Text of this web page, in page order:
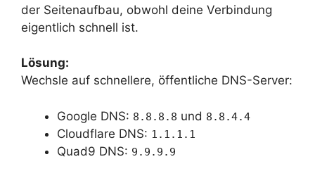
der Seitenaufbau, obwohl deine Verbindung
eigentlich schnell ist.
Lösung:
Wechsle auf schnellere, öffentliche DNS-Server:
Google DNS: 8.8.8.8 und 8.8.4.4
Cloudflare DNS: 1.1.1.1
Quad9 DNS: 9.9.9.9